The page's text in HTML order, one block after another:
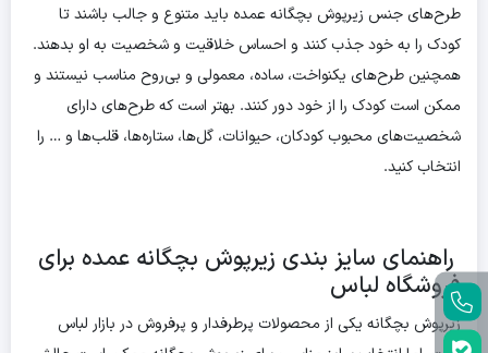
طرح‌های جنس زیرپوش بچگانه عمده باید متنوع و جالب باشند تا
کودک را به خود جذب کنند و احساس خلاقیت و شخصیت به او بدهند.
همچنین طرح‌های یکنواخت، ساده، معمولی و بی‌روح مناسب نیستند و
ممکن است کودک را از خود دور کنند. بهتر است که طرح‌های دارای
شخصیت‌های محبوب کودکان، حیوانات، گل‌ها، ستاره‌ها، قلب‌ها و … را
انتخاب کنید.
راهنمای سایز بندی زیرپوش بچگانه عمده برای
فروشگاه لباس
زیرپوش بچگانه یکی از محصولات پرطرفدار و پرفروش در بازار لباس